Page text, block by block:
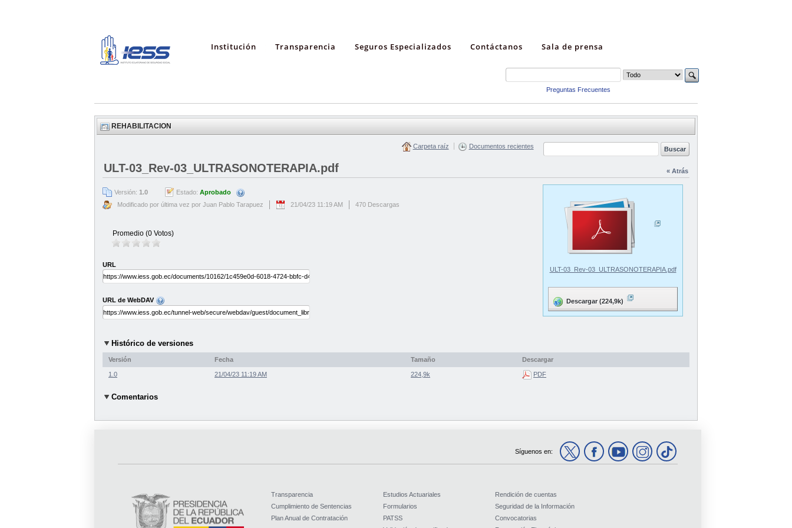
Institución Transparencia Seguros Especializados Contáctanos Sala de prensa
Preguntas Frecuentes
REHABILITACION
Carpeta raíz Documentos recientes
« Atrás
ULT-03_Rev-03_ULTRASONOTERAPIA.pdf
Versión: 1.0 Estado: Aprobado
Modificado por última vez por Juan Pablo Tarapuez
21/04/23 11:19 AM 470 Descargas
Promedio (0 Votos)
URL
URL de WebDAV
ULT-03_Rev-03_ULTRASONOTERAPIA.pdf
Descargar (224,9k)
Histórico de versiones
Versión Fecha Tamaño Descargar
1.0 21/04/23 11:19 AM 224,9k PDF
Comentarios
Síguenos en:
Transparencia
Cumplimiento de Sentencias
Plan Anual de Contratación
Estudios Actuariales
Formularios
PATSS
Rendición de cuentas
Seguridad de la Información
Convocatorias